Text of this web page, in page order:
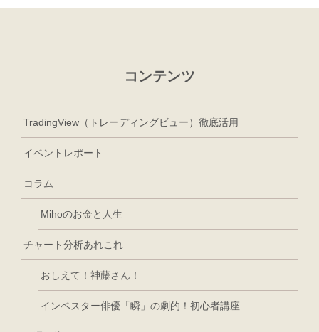
コンテンツ
TradingView（トレーディングビュー）徹底活用
イベントレポート
コラム
Mihoのお金と人生
チャート分析あれこれ
おしえて！神藤さん！
インベスター俳優「瞬」の劇的！初心者講座